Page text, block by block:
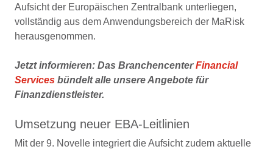
Aufsicht der Europäischen Zentralbank unterliegen,
vollständig aus dem Anwendungsbereich der MaRisk
herausgenommen.
Jetzt informieren: Das BranchencenterFinancial
Services bündelt alle unsere Angebote für
Finanzdienstleister.
Umsetzung neuer EBA-Leitlinien
Mit der 9. Novelle integriert die Aufsicht zudem aktuelle